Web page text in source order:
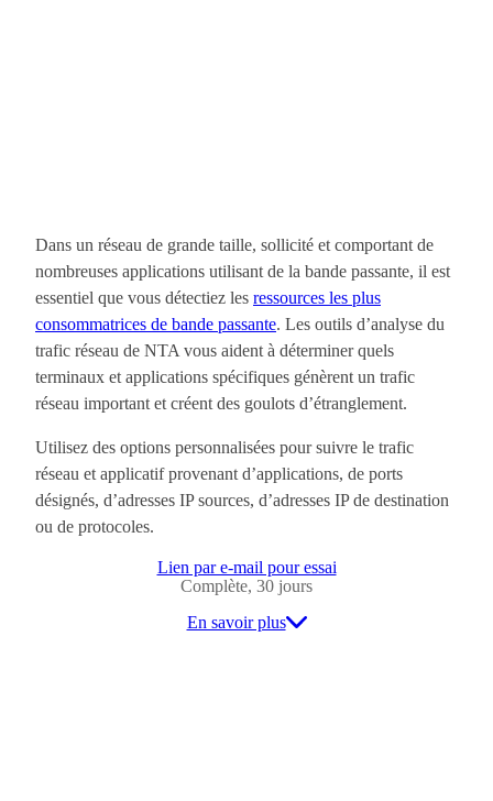
Dans un réseau de grande taille, sollicité et comportant de
nombreuses applications utilisant de la bande passante, il est
essentiel que vous détectiez les ressources les plus
consommatrices de bande passante. Les outils d’analyse du
trafic réseau de NTA vous aident à déterminer quels
terminaux et applications spécifiques génèrent un trafic
réseau important et créent des goulots d’étranglement.
Utilisez des options personnalisées pour suivre le trafic
réseau et applicatif provenant d’applications, de ports
désignés, d’adresses IP sources, d’adresses IP de destination
ou de protocoles.
Lien par e-mail pour essai
Complète, 30 jours
En savoir plus